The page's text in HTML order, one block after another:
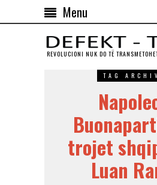
Menu
REVOLUCIONI NUK DO TЁ
TAG
trojet
Luan